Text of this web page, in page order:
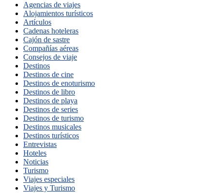
Agencias de viajes
Alojamientos turísticos
Artículos
Cadenas hoteleras
Cajón de sastre
Compañías aéreas
Consejos de viaje
Destinos
Destinos de cine
Destinos de enoturismo
Destinos de libro
Destinos de playa
Destinos de series
Destinos de turismo
Destinos musicales
Destinos turísticos
Entrevistas
Hoteles
Noticias
Turismo
Viajes especiales
Viajes y Turismo